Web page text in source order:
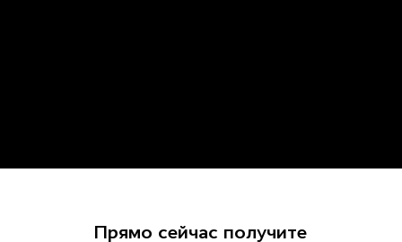
Прямо сейчас получите